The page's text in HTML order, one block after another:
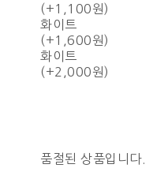
(+1,100원)
화이트
(+1,600원)
화이트
(+2,000원)
품절된 상품입니다.